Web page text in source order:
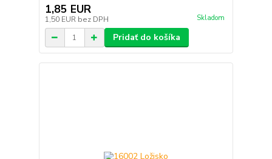
1,85 EUR
1,50 EUR bez DPH Skladom
Pridať do košíka